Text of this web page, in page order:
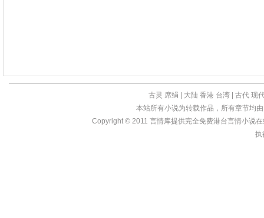
古灵 席绢 大陆 香港 台湾 古代 现
本站所有小说为转载作品，所有章节均
Copyright © 2011 言情库提供完全免费港台言情小说
执